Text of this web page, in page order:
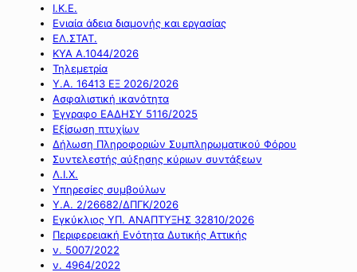
Ι.Κ.Ε.
Ενιαία άδεια διαμονής και εργασίας
ΕΛ.ΣΤΑΤ.
ΚΥΑ Α.1044/2026
Τηλεμετρία
Υ.Α. 16413 ΕΞ 2026/2026
Ασφαλιστική ικανότητα
Έγγραφο ΕΑΔΗΣΥ 5116/2025
Εξίσωση πτυχίων
Δήλωση Πληροφοριών Συμπληρωματικού Φόρου
Συντελεστής αύξησης κύριων συντάξεων
Λ.Ι.Χ.
Υπηρεσίες συμβούλων
Υ.Α. 2/26682/ΔΠΓΚ/2026
Εγκύκλιος ΥΠ. ΑΝΑΠΤΥΞΗΣ 32810/2026
Περιφερειακή Ενότητα Δυτικής Αττικής
ν. 5007/2022
ν. 4964/2022